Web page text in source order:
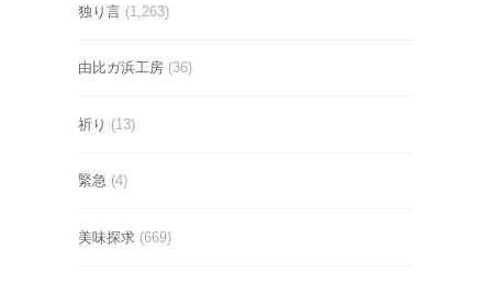
独り言 (1,263)
由比ガ浜工房 (36)
祈り (13)
緊急 (4)
美味探求 (669)